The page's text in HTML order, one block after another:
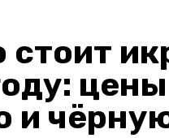
стоит
и